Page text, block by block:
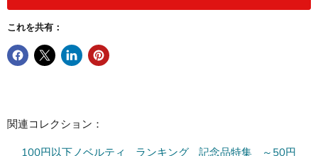
これを共有：
関連コレクション：
100円以下ノベルティ
ランキング 記念品特集 ～50円